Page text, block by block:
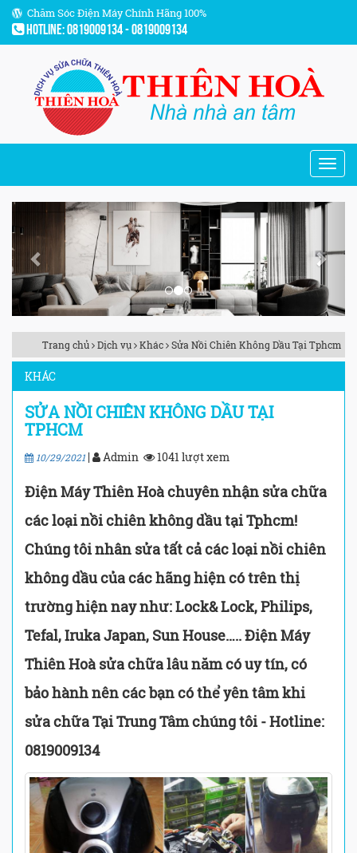
Chăm Sóc Điện Máy Chính Hãng 100%
Hotline: 0819009134 - 0819009134
Previous Next
Trang chủ Dịch vụ Khác Sửa Nồi Chiên Không Dầu Tại Tphcm
KHÁC
SỬA NỒI CHIÊN KHÔNG DẦU TẠI
TPHCM
10/29/2021 | Admin 1041 lượt xem
Điện Máy Thiên Hoà chuyên nhận sửa chữa
các loại nồi chiên không dầu tại Tphcm!
Chúng tôi nhân sửa tất cả các loại nồi chiên
không dầu của các hãng hiện có trên thị
trường hiện nay như: Lock& Lock, Philips,
Tefal, Iruka Japan, Sun House….. Điện Máy
Thiên Hoà sửa chữa lâu năm có uy tín, có
bảo hành nên các bạn có thể yên tâm khi
sửa chữa Tại Trung Tâm chúng tôi - Hotline:
0819009134